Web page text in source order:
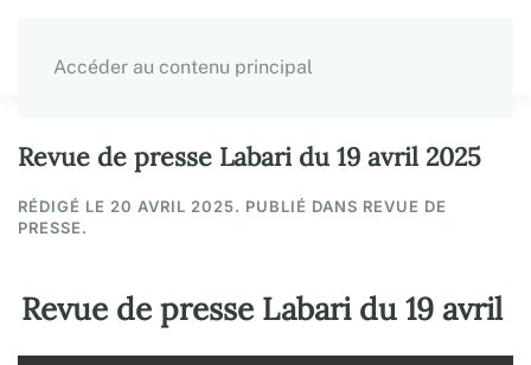
Accéder au contenu principal
Revue de presse Labari du 19 avril 2025
RÉDIGÉ LE 20 AVRIL 2025. PUBLIÉ DANS REVUE DE
PRESSE.
Revue de presse Labari du 19 avril